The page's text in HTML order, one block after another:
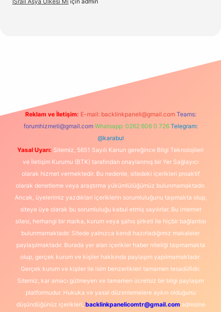
Reklam ve İletişim: E-mail: backlinkpaneli@gmail.com Teams:
forumhizmeti@gmail.com Whatsapp: 0262 606 0 726 Telegram:
@karabul
Yasal Uyarı: Sitemiz, 5651 Sayılı Kanun gereğince Bilgi Teknolojileri
ve İletişim Kurumu (BTK) tarafından onaylanmış bir Yer Sağlayıcı
olarak hizmet vermektedir. Bu nedenle, sitedeki içerikleri proaktif
olarak denetleme veya araştırma yükümlülüğümüz bulunmamaktadır.
Ancak, üyelerimiz yazdıkları içeriklerin sorumluluğunu taşımakta olup,
siteye üye olarak bu sorumluluğu kabul etmiş sayılırlar. Bu internet
sitesi, herhangi bir marka, kurum veya şahıs şirketi ile hiçbir bağlantısı
bulunmamaktadır. Sitede yalnızca kendi hazırladığımız makaleler
paylaşılmaktadır. Burada yer alan içerikler haber niteliği taşımamakta
olup, gerçek kurum ve kişiler hakkında paylaşım yapılmamaktadır.
Gerçek kurum ve kişiler ile isim benzerlikleri tamamen tesadüfidir.
Sitemiz, kar amacı gütmeyen ve tamamen ücretsiz bir bilgi paylaşım
platformudur. Hukuka ve yasal düzenlemelere aykırı olduğunu
düşündüğünüz içerikleri, backlinkpanelicomtr@gmail.comadresine